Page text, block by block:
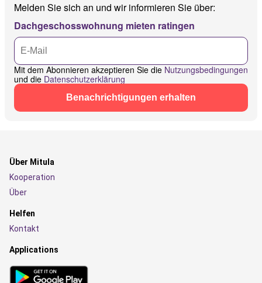
Melden Sie sich an und wir informieren Sie über:
Dachgeschosswohnung mieten ratingen
Mit dem Abonnieren akzeptieren Sie die Nutzungsbedingungen
und die Datenschutzerklärung
Benachrichtigungen erhalten
Über Mitula
Kooperation
Über
Helfen
Kontakt
Applications